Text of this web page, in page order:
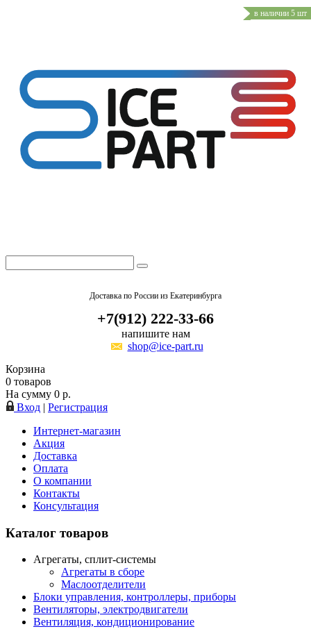
Доставка по России из Екатеринбурга
+7(912) 222-33-66
напишите нам
shop@ice-part.ru
Корзина
0 товаров
На сумму 0 р.
Вход | Регистрация
Интернет-магазин
Акция
Доставка
Оплата
О компании
Контакты
Консультация
Каталог товаров
Агрегаты, сплит-системы
Агрегаты в сборе
Маслоотделители
Блоки управления, контроллеры, приборы
Вентиляторы, электродвигатели
Вентиляция, кондиционирование
в наличии 5 шт